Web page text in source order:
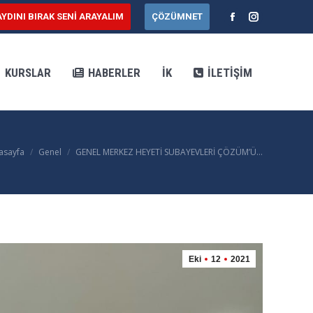
BIRAK SENİ ARAYALIM ÇÖZÜMNET
FacebookInstagram
KURSLAR HABERLER İK İLETIŞIM
are here:Genel GENEL MERKEZ HEYETİ SUBAYEVLERİ ÇÖZÜM’Ü…
Eki 12 2021
HABERLER İK İLETIŞIM